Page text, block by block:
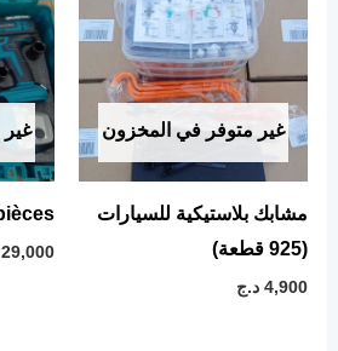
غير متوفر في المخزون
مشابك بلاستيكية للسيارات
(925 قطعة)
4,900 د.ج
29,000